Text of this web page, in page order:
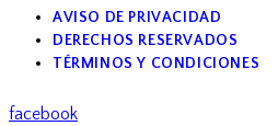
AVISO DE PRIVACIDAD
DERECHOS RESERVADOS
TÉRMINOS Y CONDICIONES
facebook